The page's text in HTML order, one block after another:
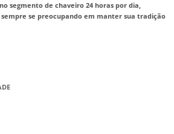
segmento de chaveiro 24 horas por dia,
se preocupando em manter sua tradição